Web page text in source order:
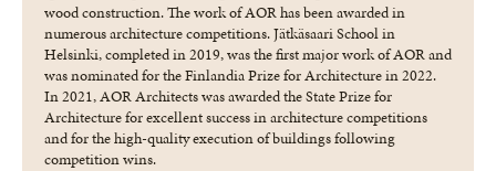
wood construction. The work of AOR has been awarded in
numerous architecture competitions. Jätkäsaari School in
Helsinki, completed in 2019, was the first major work of AOR and
was nominated for the Finlandia Prize for Architecture in 2022.
In 2021, AOR Architects was awarded the State Prize for
Architecture for excellent success in architecture competitions
and for the high-quality execution of buildings following
competition wins.